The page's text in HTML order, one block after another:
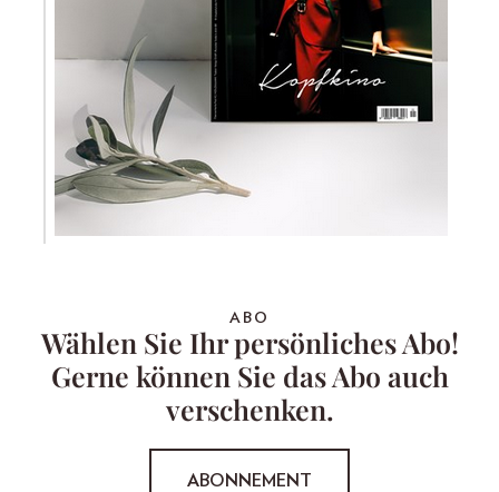
ABO
Wählen Sie Ihr persönliches Abo!
Gerne können Sie das Abo auch
verschenken.
ABONNEMENT